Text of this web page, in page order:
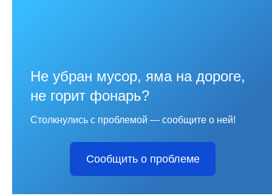
Не убран мусор, яма на дороге,
не горит фонарь?
Столкнулись с проблемой — сообщите о ней!
Сообщить о проблеме